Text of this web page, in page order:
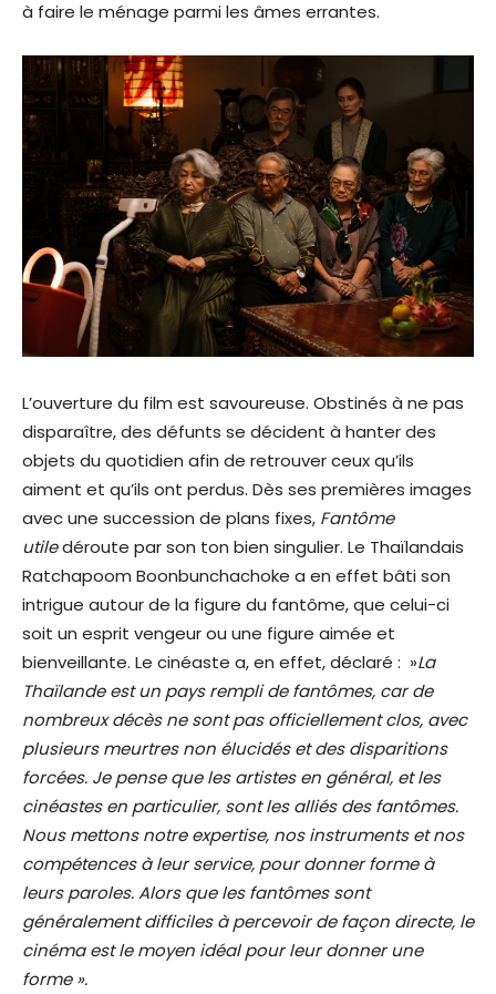
à faire le ménage parmi les âmes errantes.
L’ouverture du film est savoureuse. Obstinés à ne pas
disparaître, des défunts se décident à hanter des
objets du quotidien afin de retrouver ceux qu’ils
aiment et qu’ils ont perdus. Dès ses premières images
avec une succession de plans fixes, Fantôme
utiledéroute par son ton bien singulier. Le Thaïlandais
Ratchapoom Boonbunchachoke a en effet bâti son
intrigue autour de la figure du fantôme, que celui-ci
soit un esprit vengeur ou une figure aimée et
bienveillante. Le cinéaste a, en effet, déclaré : »La
Thaïlande est un pays rempli de fantômes, car de
nombreux décès ne sont pas officiellement clos, avec
plusieurs meurtres non élucidés et des disparitions
forcées. Je pense que les artistes en général, et les
cinéastes en particulier, sont les alliés des fantômes.
Nous mettons notre expertise, nos instruments et nos
compétences à leur service, pour donner forme à
leurs paroles. Alors que les fantômes sont
généralement difficiles à percevoir de façon directe, le
cinéma est le moyen idéal pour leur donner une
forme ».